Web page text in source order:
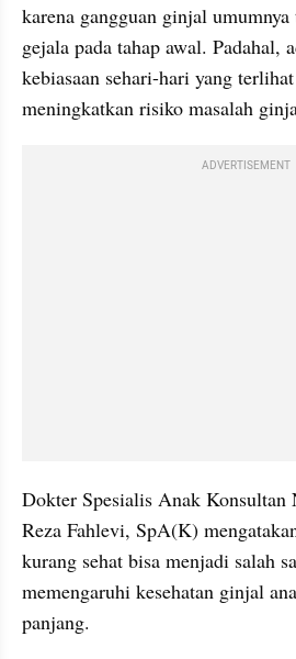
karena gangguan ginjal
gejala pada tahap awal. Padahal,
kebiasaan sehari-hari yang
meningkatkan risiko masalah
ADVERTISEMENT
Dokter Spesialis Anak
Reza Fahlevi, SpA(K)
kurang sehat bisa menjadi salah
memengaruhi kesehatan ginjal
panjang.